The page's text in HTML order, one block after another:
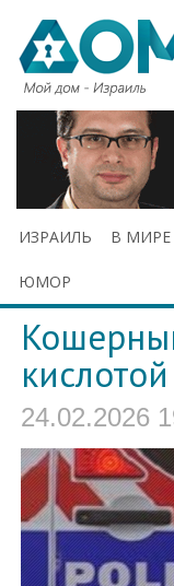
ИЗРАИЛЬ В МИРЕ
ЮМОР
кислотой
24.02.2026